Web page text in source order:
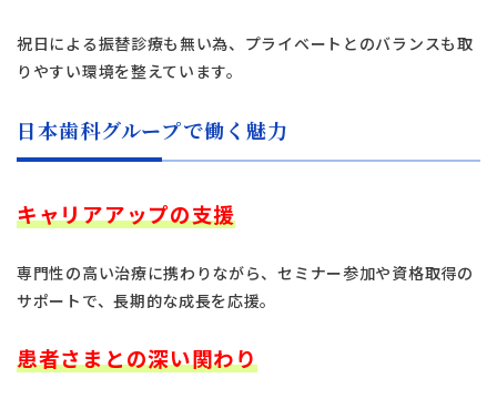
祝日による振替診療も無い為、プライベートとのバランスも取
りやすい環境を整えています。
日本歯科グループで働く魅力
キャリアアップの支援
専門性の高い治療に携わりながら、セミナー参加や資格取得の
サポートで、長期的な成長を応援。
患者さまとの深い関わり